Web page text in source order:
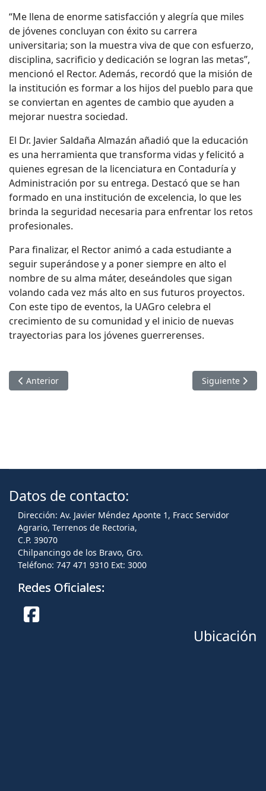
“Me llena de enorme satisfacción y alegría que miles
de jóvenes concluyan con éxito su carrera
universitaria; son la muestra viva de que con esfuerzo,
disciplina, sacrificio y dedicación se logran las metas”,
mencionó el Rector. Además, recordó que la misión de
la institución es formar a los hijos del pueblo para que
se conviertan en agentes de cambio que ayuden a
mejorar nuestra sociedad.
El Dr. Javier Saldaña Almazán añadió que la educación
es una herramienta que transforma vidas y felicitó a
quienes egresan de la licenciatura en Contaduría y
Administración por su entrega. Destacó que se han
formado en una institución de excelencia, lo que les
brinda la seguridad necesaria para enfrentar los retos
profesionales.
Para finalizar, el Rector animó a cada estudiante a
seguir superándose y a poner siempre en alto el
nombre de su alma máter, deseándoles que sigan
volando cada vez más alto en sus futuros proyectos.
Con este tipo de eventos, la UAGro celebra el
crecimiento de su comunidad y el inicio de nuevas
trayectorias para los jóvenes guerrerenses.
Artículo anterior: ESTUDIANTE DE LA PREPARATORIA NO.9
Anterior Artículo
Siguiente
Datos de contacto:
Dirección: Av. Javier Méndez Aponte 1, Fracc Servidor
Agrario, Terrenos de Rectoria,
C.P. 39070
Chilpancingo de los Bravo, Gro.
Teléfono: 747 471 9310 Ext: 3000
Redes Oficiales:
Ubicación